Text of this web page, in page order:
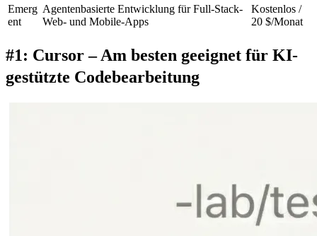
Emerg
ent
Agentenbasierte Entwicklung für Full-Stack-
Web- und Mobile-Apps
Kostenlos /
20 $/Monat
#1: Cursor – Am besten geeignet für KI-
gestützte Codebearbeitung